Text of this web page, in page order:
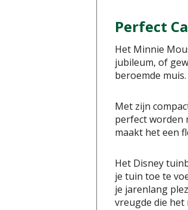
Perfect
Het Minnie
jubileum, of
beroemde muis.
Met zijn
perfect worden
maakt het een
Het Disney
je tuin toe te
je jarenlang
vreugde die het